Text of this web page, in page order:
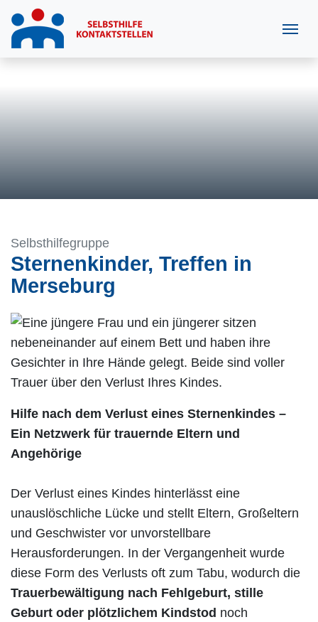
Selbsthilfegruppe
Sternenkinder, Treffen in
Merseburg
Hilfe nach dem Verlust eines Sternenkindes –
Ein Netzwerk für trauernde Eltern und
Angehörige
Der Verlust eines Kindes hinterlässt eine
unauslöschliche Lücke und stellt Eltern, Großeltern
und Geschwister vor unvorstellbare
Herausforderungen. In der Vergangenheit wurde
diese Form des Verlusts oft zum Tabu, wodurch die
Trauerbewältigung nach Fehlgeburt, stille
Geburt oder plötzlichem Kindstod noch